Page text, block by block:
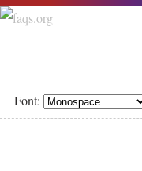
Font: